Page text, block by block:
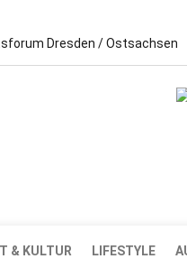
Dresden / Ostsachsen
& KULTUR LIFESTYLE